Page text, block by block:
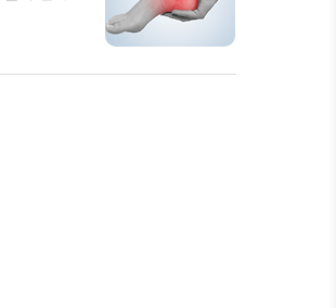
이 발생하
금부터 발목